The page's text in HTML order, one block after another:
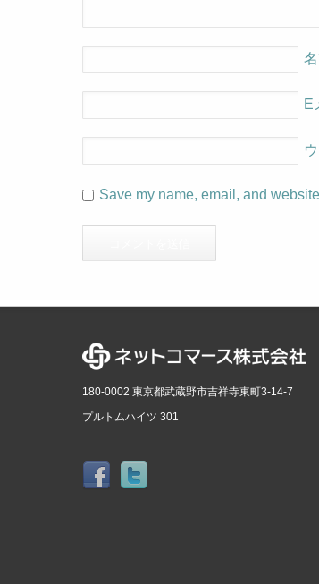
E
Save my name, email, and
180-0002 東京都武蔵野市吉祥寺東町3-14-7
プルトムハイツ 301